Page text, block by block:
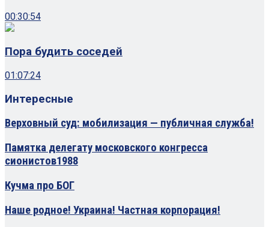
00:30:54
Пора будить соседей
01:07:24
Интересные
Верховный суд: мобилизация — публичная служба!
Памятка делегату московского конгресса
сионистов1988
Кучма про БОГ
Наше родное! Украина! Частная корпорация!